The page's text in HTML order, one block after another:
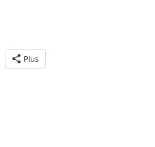
Plus